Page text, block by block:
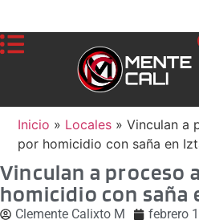
Inicio » Locales »Vinculan a
por homicidio con saña en
Vinculan a proceso
homicidio con saña
Clemente Calixto M febrero